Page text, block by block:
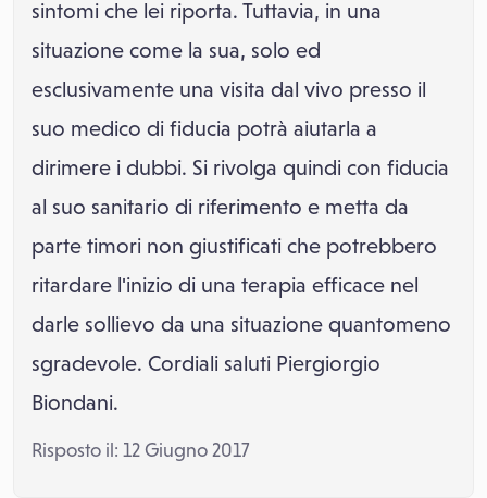
sintomi che lei riporta. Tuttavia, in una
situazione come la sua, solo ed
esclusivamente una visita dal vivo presso il
suo medico di fiducia potrà aiutarla a
dirimere i dubbi. Si rivolga quindi con fiducia
al suo sanitario di riferimento e metta da
parte timori non giustificati che potrebbero
ritardare l'inizio di una terapia efficace nel
darle sollievo da una situazione quantomeno
sgradevole. Cordiali saluti Piergiorgio
Biondani.
Risposto il: 12 Giugno 2017